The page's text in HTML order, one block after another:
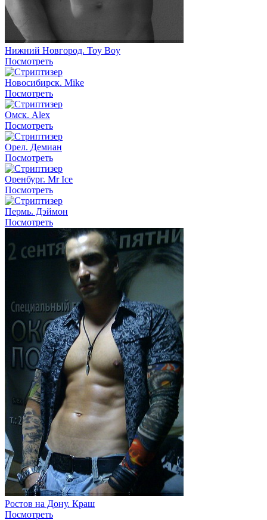
Нижний Новгород. Toy Boy
Посмотреть
Новосибирск. Mike
Посмотреть
Омск. Alex
Посмотреть
Орел. Демиан
Посмотреть
Оренбург. Mr Ice
Посмотреть
Пермь. Дэймон
Посмотреть
Ростов на Дону. Краш
Посмотреть